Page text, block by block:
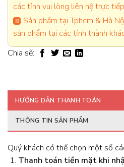
các tỉnh vui lòng liên hệ trực
Sản phẩm tại Tphcm & Hà
sản phẩm tại các tỉnh thành
Chia sẽ:
HƯỚNG DẪN THANH TOÁN
THÔNG TIN SẢN PHẨM
Quý khách có thể chọn một số
Thanh toán tiền mặt khi